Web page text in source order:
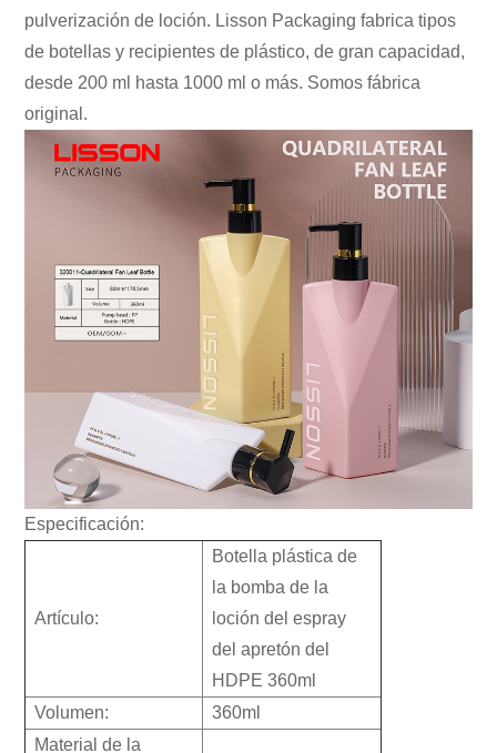
pulverización de loción. Lisson Packaging fabrica tipos
de botellas y recipientes de plástico, de gran capacidad,
desde 200 ml hasta 1000 ml o más. Somos fábrica
original.
Especificación:
Artículo:
Botella plástica de
la bomba de la
loción del espray
del apretón del
HDPE 360ml
Volumen:
360ml
Material de la